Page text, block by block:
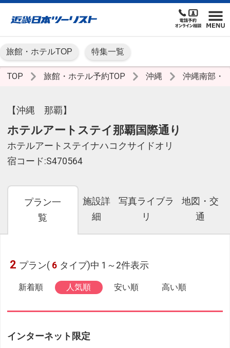
旅館・ホテルTOP 特集一覧
TOP 旅館・ホテル予約TOP 沖縄 沖縄南部・
【沖縄 那覇】
ホテルアートステイ那覇国際通り
ホテルアートステイナハコクサイドオリ
宿コード:S470564
プラン一
覧
施設詳
細
写真ライブラ
リ
地図・交
通
2 プラン( 6 タイプ)中 1～2件表示
新着順 人気順 安い順 高い順
インターネット限定